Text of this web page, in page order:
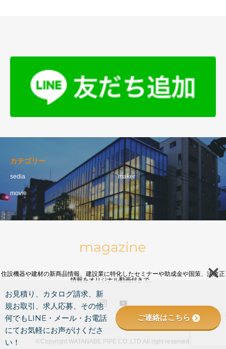
カテゴリー
sedia maker
movie
住設機器や建材の新商品情報、建設業に特化したセミナーや助成金や国策、法改正
情報をオリジナル動画付きで。
©Copyright WATANABE PIPE CO.,LTD.All right reserved.
お見積り、カタログ請求、新
規お取引、求人応募、その他
何でもLINE・メール・お電話
にてお気軽にお声がけくださ
い！
ご連絡はこちら